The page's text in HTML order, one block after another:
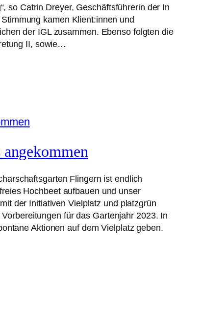
so Catrin Dreyer, Geschäftsführerin der In
kamen Klient:innen und
der IGL zusammen. Ebenso folgten die
II, sowie…
Flingern ist endlich
Hochbeet aufbauen und unser
der Initiativen Vielplatz und platzgrün
für das Gartenjahr 2023. In
Aktionen auf dem Vielplatz geben.